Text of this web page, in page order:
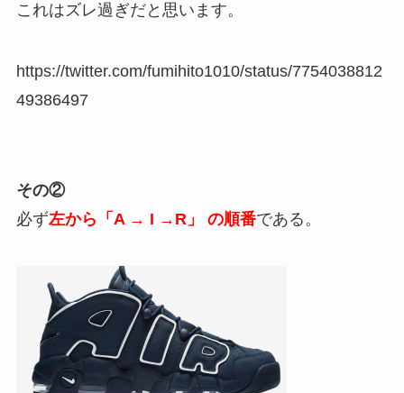
これはズレ過ぎだと思います。
https://twitter.com/fumihito1010/status/7754038812
49386497
その②
必ず左から「 A → I →R」 の順番である。